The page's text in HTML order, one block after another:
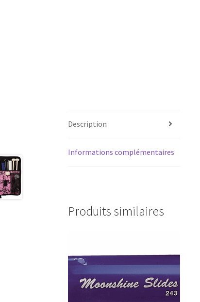
Description
Informations complémentaires
Produits similaires